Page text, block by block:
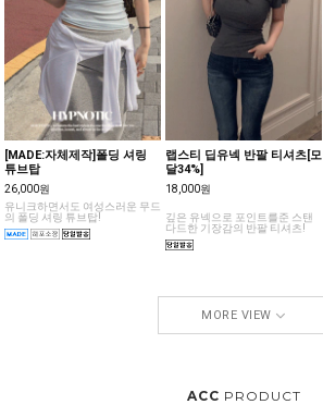
[MADE:자체제작]폴딩 셔링
튜브탑
26,000원
유니크하면서도 여성스러운 무드
의 폴딩 셔링 튜브탑!
랩스티 딥유넥 반팔 티셔츠[모
달34%]
18,000원
깊은 유넥으로 포인트를준 스탠
다드한 기장감의 반팔 티셔츠!
MORE VIEW
ACC PRODUCT